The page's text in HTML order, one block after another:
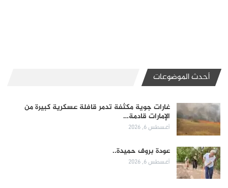
أحدث الموضوعات
غارات جوية مكثفة تدمر قافلة عسكرية كبيرة من
الإمارات قادمة…
أغسطس 6, 2026
عودة بروف حميدة..
أغسطس 6, 2026